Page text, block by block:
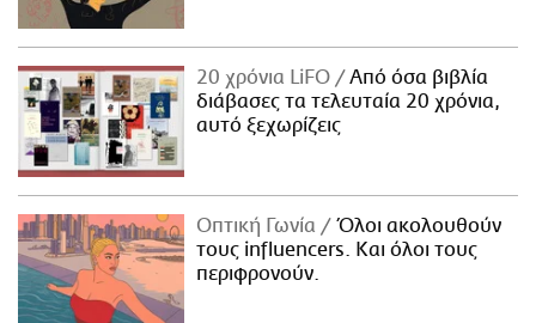
20 χρόνια LiFO
Από όσα βιβλία
διάβασες τα τελευταία 20 χρόνια,
αυτό ξεχωρίζεις
Οπτική Γωνία
Όλοι ακολουθούν
τους influencers. Και όλοι τους
περιφρονούν.